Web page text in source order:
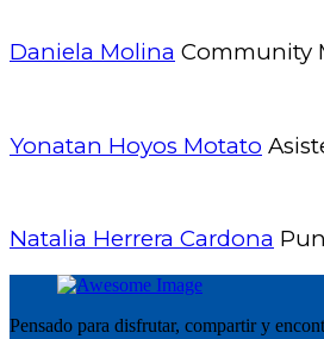
Daniela Molina Community
Yonatan Hoyos Motato
Natalia Herrera Cardona
Pensado para disfrutar, compartir y